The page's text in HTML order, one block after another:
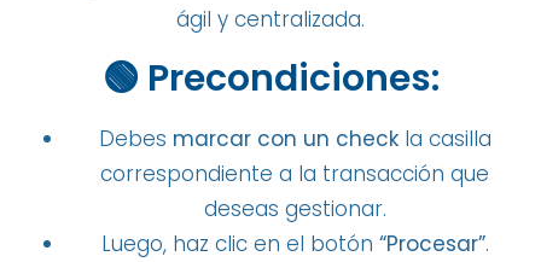
ágil y centralizada.
🟢 Precondiciones:
Debes marcar con un checkla casilla
correspondiente a la transacción que
deseas gestionar.
Luego, haz clic en el botón “Procesar”.